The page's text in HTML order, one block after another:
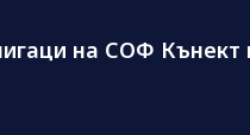
на СОФ Кънект